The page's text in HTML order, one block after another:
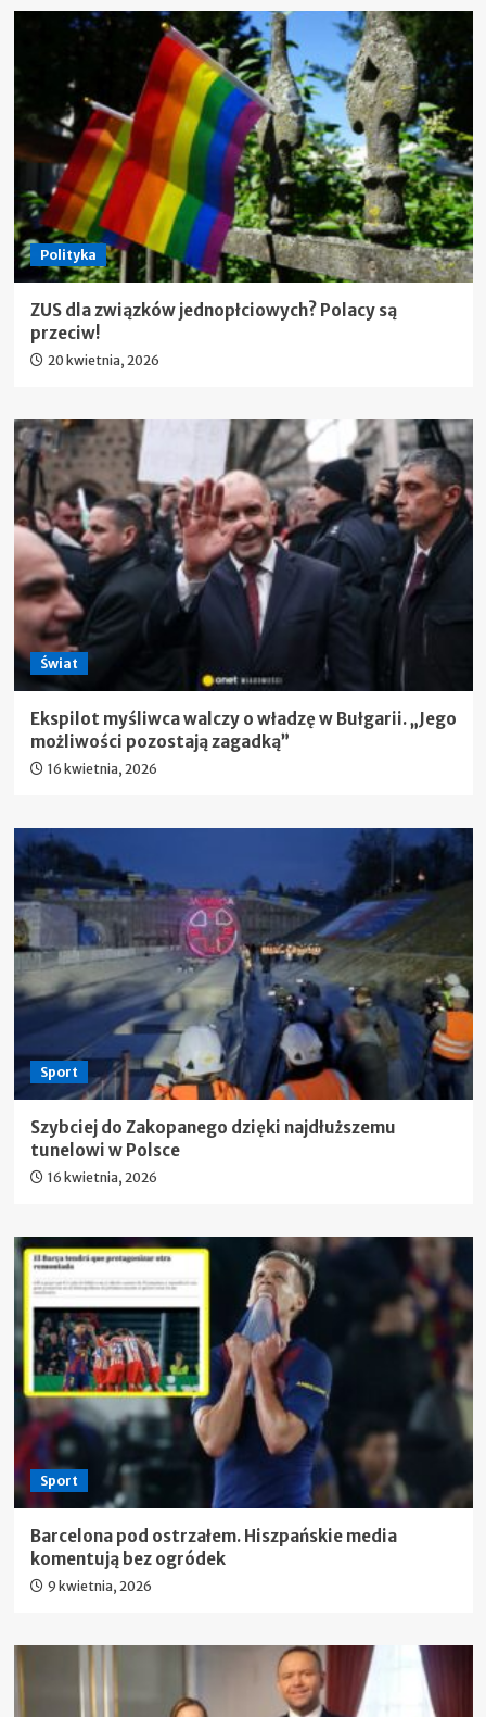
Polityka
ZUS dla związków jednopłciowych? Polacy są
przeciw!
20 kwietnia, 2026
Świat
Ekspilot myśliwca walczy o władzę w Bułgarii. „Jego
możliwości pozostają zagadką”
16 kwietnia, 2026
Sport
Szybciej do Zakopanego dzięki najdłuższemu
tunelowi w Polsce
16 kwietnia, 2026
Sport
Barcelona pod ostrzałem. Hiszpańskie media
komentują bez ogródek
9 kwietnia, 2026